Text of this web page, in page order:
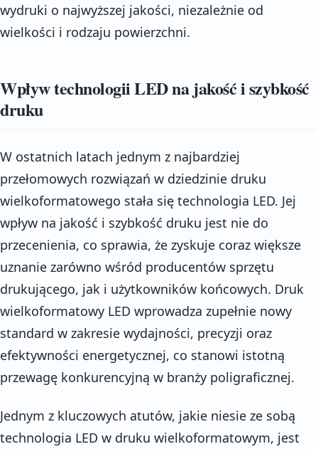
wydruki o najwyższej jakości, niezależnie od
wielkości i rodzaju powierzchni.
Wpływ technologii LED na jakość i szybkość
druku
W ostatnich latach jednym z najbardziej
przełomowych rozwiązań w dziedzinie druku
wielkoformatowego stała się technologia LED. Jej
wpływ na jakość i szybkość druku jest nie do
przecenienia, co sprawia, że zyskuje coraz większe
uznanie zarówno wśród producentów sprzętu
drukującego, jak i użytkowników końcowych. Druk
wielkoformatowy LED wprowadza zupełnie nowy
standard w zakresie wydajności, precyzji oraz
efektywności energetycznej, co stanowi istotną
przewagę konkurencyjną w branży poligraficznej.
Jednym z kluczowych atutów, jakie niesie ze sobą
technologia LED w druku wielkoformatowym, jest